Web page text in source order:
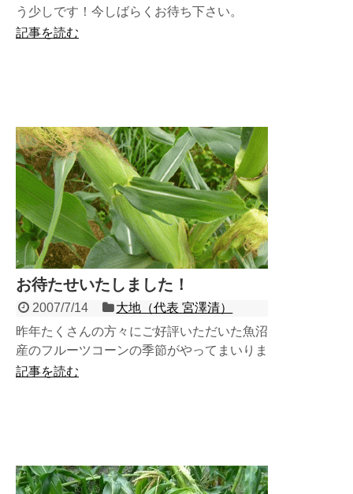
う少しです！今しばらくお待ち下さい。
記事を読む
お待たせいたしました！
2007/7/14
大地（代表 宮澤清）
昨年たくさんの方々にご好評いただいた魚沼
産のフルーツコーンの季節がやってまいりま
した！順調に育って今すぐにでも食べられそ
記事を読む